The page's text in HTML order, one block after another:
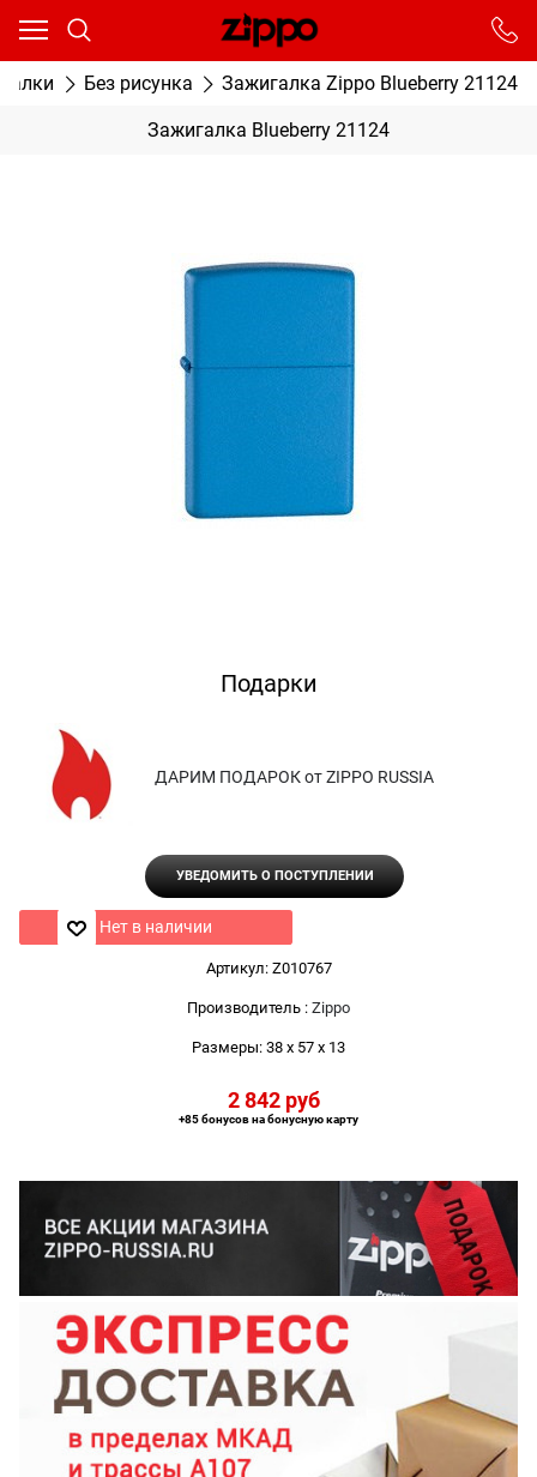
Без рисунка Зажигалка Zippo Blueberry 21124
Зажигалка Blueberry 21124
Подарки
ДАРИМ ПОДАРОК от ZIPPO RUSSIA
УВЕДОМИТЬ О ПОСТУПЛЕНИИ
Нет в наличии
Артикул: Z010767
Производитель : Zippo
Размеры: 38 x 57 x 13
2 842 руб
+85 бонусов на бонусную карту
Ваш город - Москва,
От выбранного города зависят сроки доставки